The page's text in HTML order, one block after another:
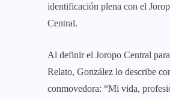
identificación plena con el
Central.
Al definir el Joropo Central
Relato, González lo describe
conmovedora: “Mi vida,